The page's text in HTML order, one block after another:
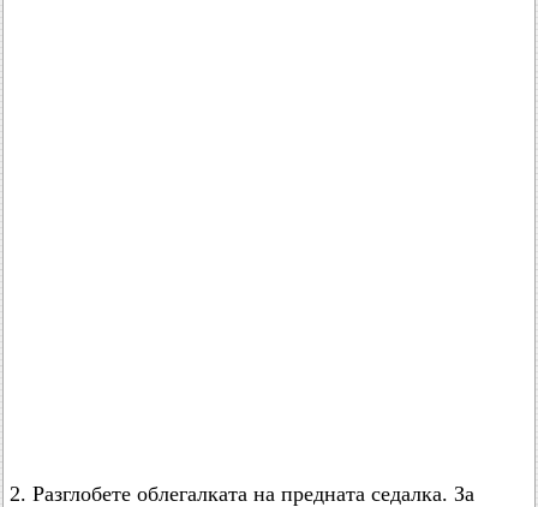
2. Разглобете облегалката на предната седалка. За